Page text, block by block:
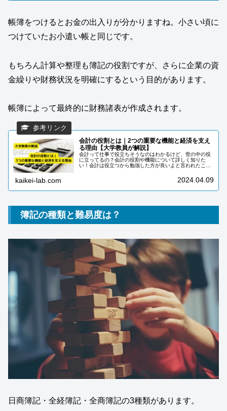
帳簿をつけるとお金の出入りが分かりますね。小さい頃に
つけていたお小遣い帳と同じです。
もちろん計算や整理も簿記の役割ですが、さらに企業の資
金繰りや財務状況を明確にするという目的があります。
帳簿によって最終的に財務諸表が作成されます。
会計の役割とは｜2つの重要な機能と経済を支え
る理由【大学教員が解説】
会計って仕事で役立ちそうなのはわかるけど、世の中の役
に立ってるの？会計の役割や機能について詳しく知りた
い！会計は役立つから勉強した方が良いよと言われたこと
kaikei-lab.com 2024.04.09
簿記の種類と難易度は？
日商簿記・全経簿記・全商簿記の3種類があります。